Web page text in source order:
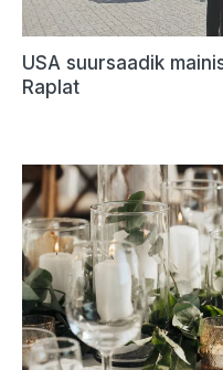
USA suursaadik
Raplat